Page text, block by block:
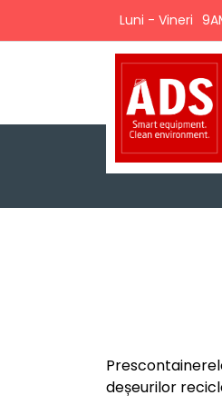
Luni - Vineri
deșeurilor